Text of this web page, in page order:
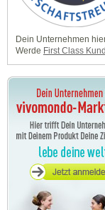
Dein Unternehmen
Werde First Class